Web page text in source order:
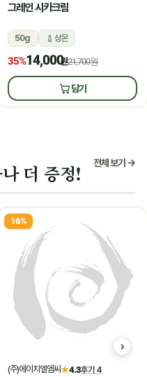
그레인 시카크림
50g 상온
35%14,000원21,700원
담기
더 증정! 전체 보기 →
16%
(주)에이치엘엠씨★4.3후기 4